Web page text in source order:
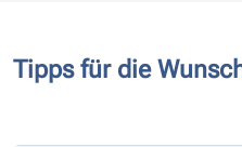
Tipps für die